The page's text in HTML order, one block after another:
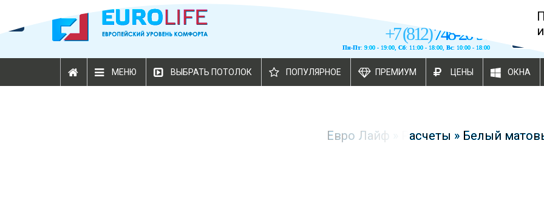
+7(812)748-20-90
Пн-Пт: 9:00 - 19:00, Сб: 11:00 - 18:00, Вс: 10:00 - 18:00
МЕНЮ ВЫБРАТЬ ПОТОЛОК ПОПУЛЯРНОЕ ПРЕМИУМ ЦЕНЫ ОКНА
Евро Лайф Расчеты » Белый